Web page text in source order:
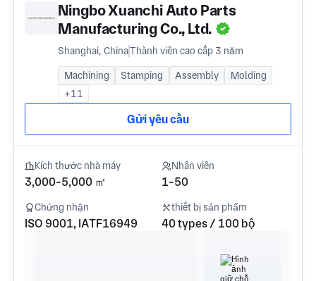
Ningbo Xuanchi Auto Parts
Manufacturing Co., Ltd.
Shanghai, ChinaThành viên cao cấp 3 năm
Machining Stamping Assembly
Molding
+11
Gửi yêu cầu
Kích thước nhà máy
3,000-5,000 ㎡
Nhân viên
1-50
Chứng nhận
ISO 9001, IATF16949
thiết bị sản phẩm
40 types / 100 bộ